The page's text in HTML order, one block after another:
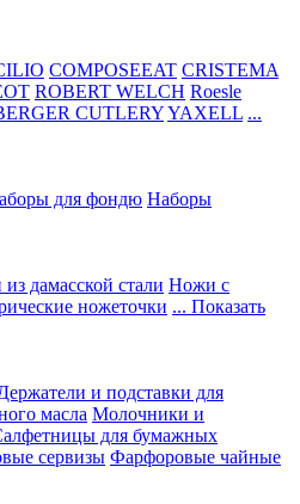
COMPOSEEAT CRISTEMA
ROBERT WELCH Roesle
CUTLERYYAXELL ...
для фондю Наборы
дамасской стали Ножи с
ножеточки ... Показать
и подставки для
масла Молочники и
для бумажных
сервизы Фарфоровые чайные